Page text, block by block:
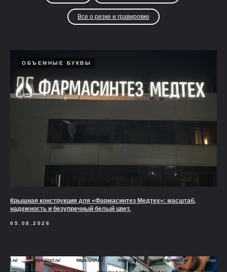
Все о резке и гравировке
ОБЪЕМНЫЕ БУКВЫ
Крышная конструкция для «Фармасинтез Медтех»: масштаб,
надежность и безупречный белый цвет.
05.08.2026